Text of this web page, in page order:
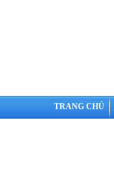
TRANG CHỦ